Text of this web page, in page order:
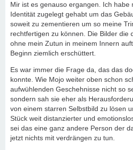
Mir ist es genauso ergangen. Ich habe
Identität zugelegt gehabt um das
soweit zu zementieren um so meine
rechtfertigen zu können. Die Bilder die
ohne mein Zutun in meinem Innern
Beginn ziemlich erschüttert.
Es war immer die Frage da, das das
konnte. Wie Mojo weiter oben schon
aufwühlenden Geschehnisse nicht so
sondern sah sie eher als
von einem starren Selbstbild zu lösen
Stück weit distanzierter und
sei das eine ganz andere Person der
jetzt nichts mit verdrängen zu tun.